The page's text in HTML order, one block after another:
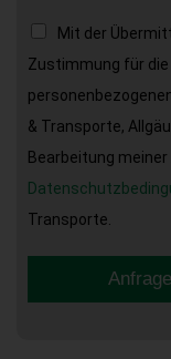
Mit der
Zustimmung für
& Transporte,
Bearbeitung
Transporte.